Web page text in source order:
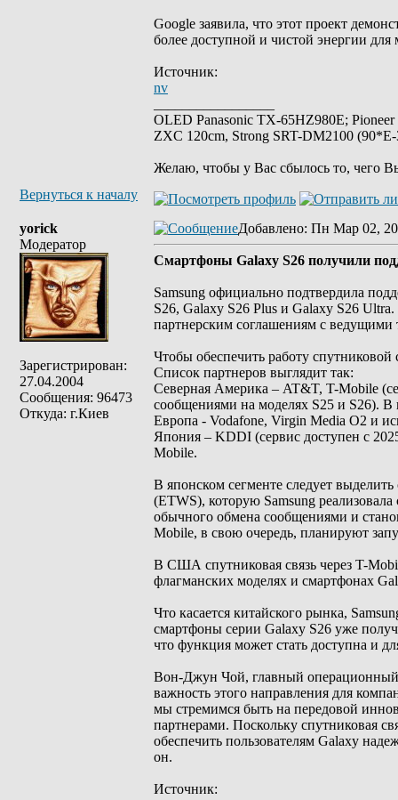
Google заявила, что этот проект
более доступной и чистой энергии
Источник:
nv
OLED Panasonic TX-65HZ980E;
ZXC 120cm, Strong SRT-DM2100
Желаю, чтобы у Вас сбылось то, чего
Вернуться к началу
yorick
Модератор
Зарегистрирован:
27.04.2004
Сообщения: 96473
Откуда: г.Киев
Добавлено: Пн Мар 02,
Смартфоны Galaxy S26 получили
Samsung официально подтвердила
S26, Galaxy S26 Plus и Galaxy S26
партнерским соглашениям с
Чтобы обеспечить работу спутниковой
Список партнеров выглядит так:
Северная Америка – AT&T, T-Mobile
сообщениями на моделях S25 и S26).
Европа - Vodafone, Virgin Media O2 и
Япония – KDDI (сервис доступен с
Mobile.
В японском сегменте следует
(ETWS), которую Samsung
обычного обмена сообщениями и
Mobile, в свою очередь, планируют
В США спутниковая связь через T-
флагманских моделях и смартфонах
Что касается китайского рынка,
смартфоны серии Galaxy S26 уже
что функция может стать доступна и
Вон-Джун Чой, главный операционный
важность этого направления для
мы стремимся быть на передовой
партнерами. Поскольку спутниковая
обеспечить пользователям Galaxy
он.
Источник: